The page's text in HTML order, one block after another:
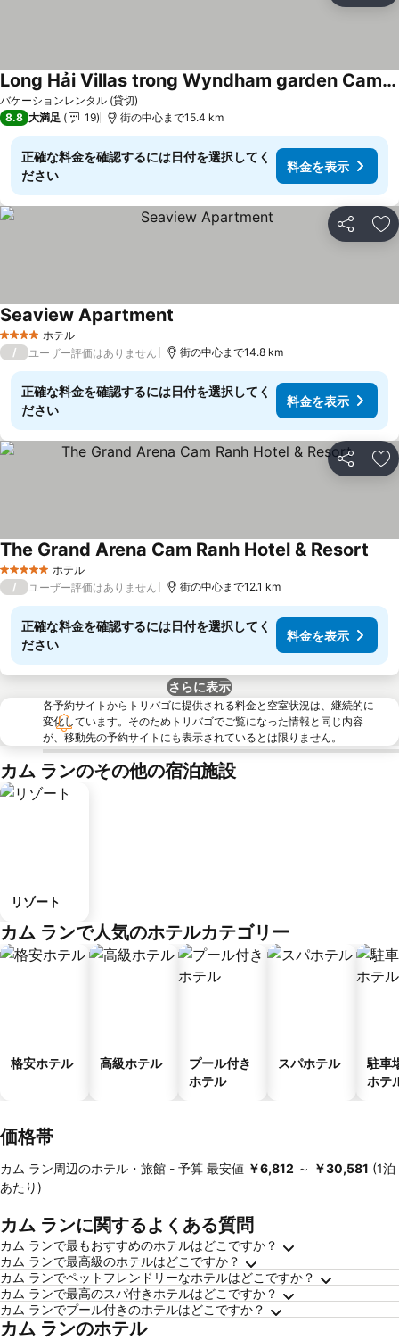
バケーションレンタル (貸切)
Long Hải Villas trong Wyndham garden Cam Ranh
料金を表示
8.8 大満足 19 街の中心まで15.4 km
正確な料金を確認するには日付を選択してく
ださい
料金を表示
シェア お
4 ホテルのランク
ホテル
Seaview Apartment
/ ユーザー評価はありません 街の中心まで14.8 km
正確な料金を確認するには日付を選択してく
ださい
料金を表示
シェア お
5 ホテルのランク
ホテル
The Grand Arena Cam Ranh Hotel & Resort
/ ユーザー評価はありません 街の中心まで12.1 km
正確な料金を確認するには日付を選択してく
ださい
料金を表示
さらに表示
各予約サイトからトリバゴに提供される料金と空室状況は、継続的に
変化しています。そのためトリバゴでご覧になった情報と同じ内容
が、移動先の予約サイトにも表示されているとは限りません。
カム ランのその他の宿泊施設
リゾート
カム ランで人気のホテルカテゴリー
格安ホテル 高級ホテル
プール付き
ホテル
スパホテル
駐車
ホテ
価格帯
カム ラン周辺のホテル・旅館 - 予算 最安値 ‎￥6,812 ～ ‎￥30,581 (1泊
あたり)
カム ランに関するよくある質問
カム ランで最もおすすめのホテルはどこですか？
カム ランで最高級のホテルはどこですか？
カム ランでペットフレンドリーなホテルはどこですか？
カム ランで最高のスパ付きホテルはどこですか？
カム ランでプール付きのホテルはどこですか？
カム ランのホテル